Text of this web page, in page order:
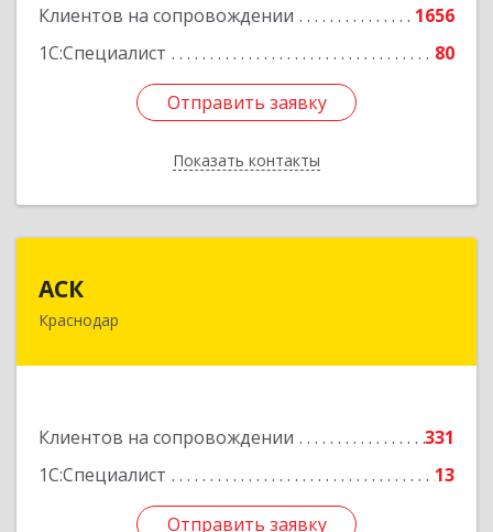
Клиентов на сопровождении
1656
1С:Специалист
80
Отправить заявку
Показать контакты
Отправить заявку
Назад
АСК
Краснодар
Клиентов на сопровождении
331
1С:Специалист
13
Отправить заявку
350900, Краснодарский край, Краснодар г,
Отправить заявку